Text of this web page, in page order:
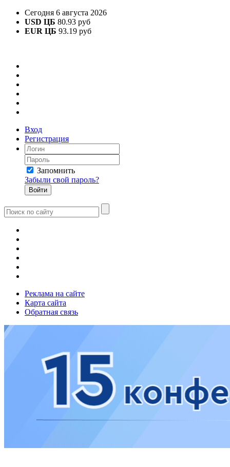
Сегодня 6 августа 2026
USD ЦБ 80.93 руб
EUR ЦБ 93.19 руб
Вход
Регистрация
Запомнить
Забыли свой пароль?
Реклама на сайте
Карта сайта
Обратная связь